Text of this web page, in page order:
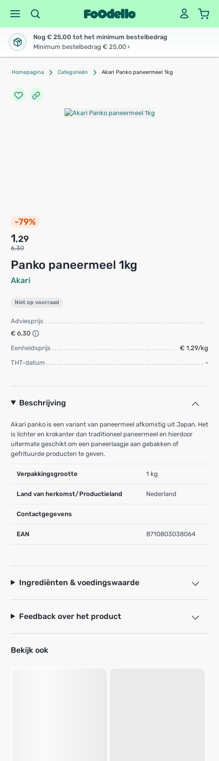
Nog € 25,00 tot het minimum bestelbedrag
Minimum bestelbedrag € 25,00 ›
Homepagina Categorieën Akari Panko paneermeel 1kg
-79%
Panko paneermeel 1kg
Akari
1,29
6,30
Niet op voorraad
Adviesprijs
€ 6,30
Eenheidsprijs
€ 1,29/kg
THT-datum
-
Beschrijving
Akari panko is een variant van paneermeel afkomstig uit Japan. Het
is lichter en krokanter dan traditioneel paneermeel en hierdoor
uitermate geschikt om een paneerlaagje aan gebakken of
gefrituurde producten te geven.
Verpakkingsgrootte 1 kg
Land van herkomst/Productieland Nederland
Contactgegevens
EAN 8710803038064
Ingrediënten & voedingswaarde
Feedback over het product
Bekijk ook